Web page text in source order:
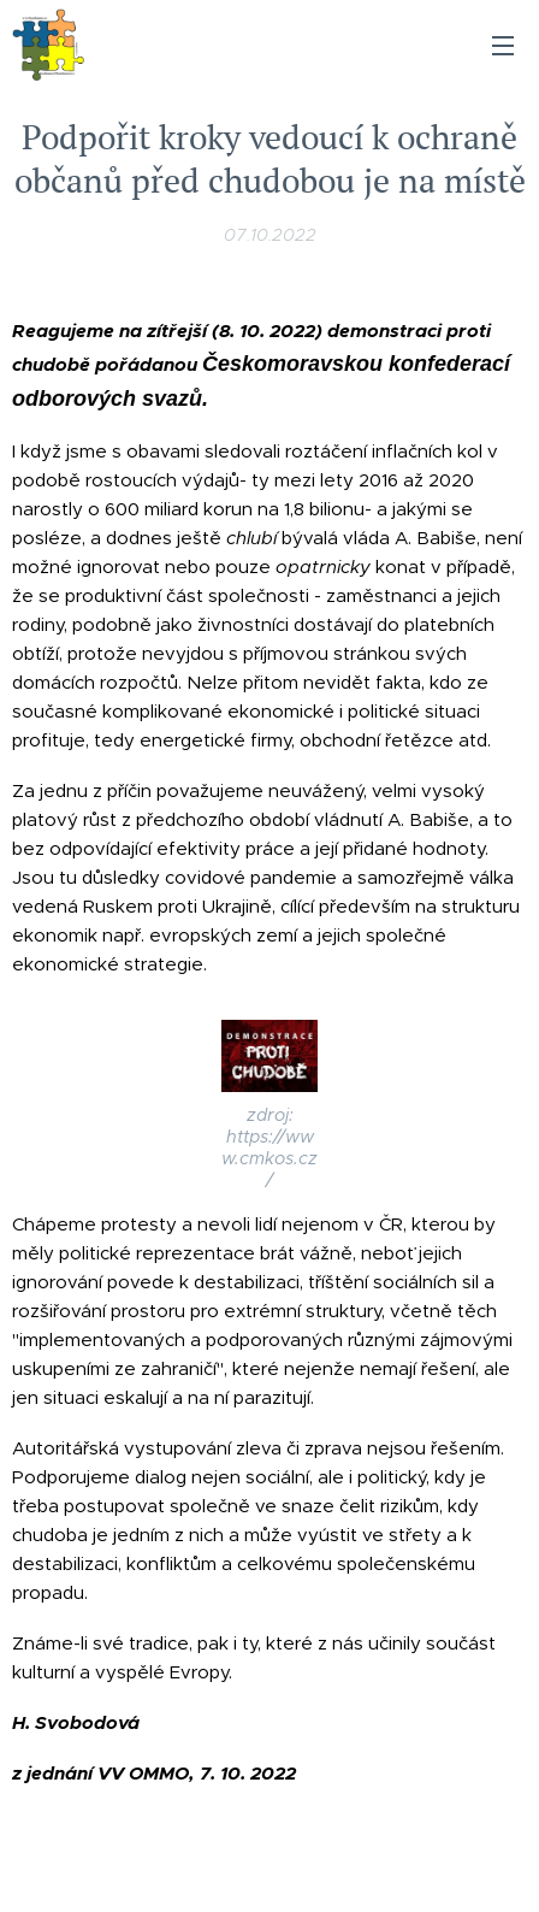
Podpořit kroky vedoucí k ochraně
občanů před chudobou je na místě
07.10.2022
Reagujeme na zítřejší (8. 10. 2022) demonstraci proti
chudobě pořádanou Českomoravskou konfederací
odborových svazů.
I když jsme s obavami sledovali roztáčení inflačních kol v
podobě rostoucích výdajů- ty mezi lety 2016 až 2020
narostly o 600 miliard korun na 1,8 bilionu- a jakými se
posléze, a dodnes ještě chlubíbývalá vláda A. Babiše, není
možné ignorovat nebo pouze opatrnicky konat v případě,
že se produktivní část společnosti - zaměstnanci a jejich
rodiny, podobně jako živnostníci dostávají do platebních
obtíží, protože nevyjdou s příjmovou stránkou svých
domácích rozpočtů. Nelze přitom nevidět fakta, kdo ze
současné komplikované ekonomické i politické situaci
profituje, tedy energetické firmy, obchodní řetězce atd.
Za jednu z příčin považujeme neuvážený, velmi vysoký
platový růst z předchozího období vládnutí A. Babiše, a to
bez odpovídající efektivity práce a její přidané hodnoty.
Jsou tu důsledky covidové pandemie a samozřejmě válka
vedená Ruskem proti Ukrajině, cílící především na strukturu
ekonomik např. evropských zemí a jejich společné
ekonomické strategie.
zdroj:
https://ww
w.cmkos.cz
/
Chápeme protesty a nevoli lidí nejenom v ČR, kterou by
měly politické reprezentace brát vážně, neboť jejich
ignorování povede k destabilizaci, tříštění sociálních sil a
rozšiřování prostoru pro extrémní struktury, včetně těch
"implementovaných a podporovaných různými zájmovými
uskupeními ze zahraničí", které nejenže nemají řešení, ale
jen situaci eskalují a na ní parazitují.
Autoritářská vystupování zleva či zprava nejsou řešením.
Podporujeme dialog nejen sociální, ale i politický, kdy je
třeba postupovat společně ve snaze čelit rizikům, kdy
chudoba je jedním z nich a může vyústit ve střety a k
destabilizaci, konfliktům a celkovému společenskému
propadu.
Známe-li své tradice, pak i ty, které z nás učinily součást
kulturní a vyspělé Evropy.
H. Svobodová
z jednání VV OMMO, 7. 10. 2022